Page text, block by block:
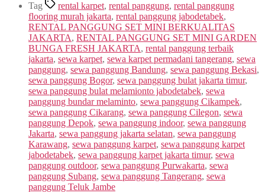
Tag rental karpet, rental panggung, rental panggung
flooring murah jakarta, rental panggung jabodetabek,
RENTAL PANGGUNG SET MINI BERKUALITAS
JAKARTA, RENTAL PANGGUNG SET MINI GARDEN
BUNGA FRESH JAKARTA, rental panggung terbaik
jakarta, sewa karpet, sewa karpet permadani tangerang, sewa
panggung, sewa panggung Bandung, sewa panggung Bekasi,
sewa panggung Bogor, sewa panggung bulat jakarta timur,
sewa panggung bulat melamionto jabodetabek, sewa
panggung bundar melaminto, sewa panggung Cikampek,
sewa panggung Cikarang, sewa panggung Cilegon, sewa
panggung Depok, sewa panggung indoor, sewa panggung
Jakarta, sewa panggung jakarta selatan, sewa panggung
Karawang, sewa panggung karpet, sewa panggung karpet
jabodetabek, sewa panggung karpet jakarta timur, sewa
panggung outdoor, sewa panggung Purwakarta, sewa
panggung Subang, sewa panggung Tangerang, sewa
panggung Teluk Jambe